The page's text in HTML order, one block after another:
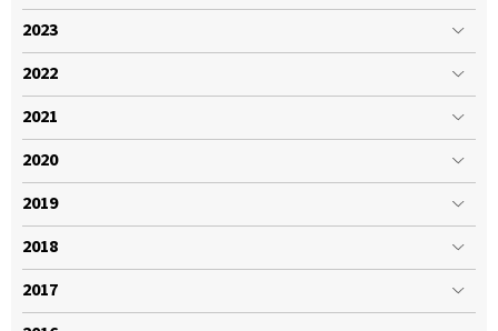
2023
2022
2021
2020
2019
2018
2017